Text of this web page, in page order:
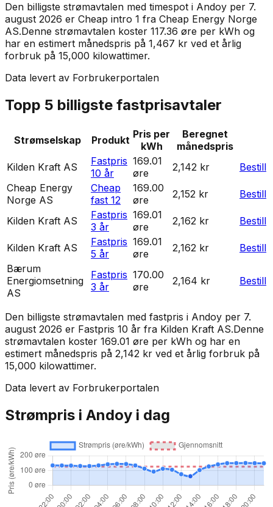
Den billigste strømavtalen med timespot i Andoy per 7.
august 2026 er Cheap intro 1 fra Cheap Energy Norge
AS.Denne strømavtalen koster 117.36 øre per kWh og
har en estimert månedspris på 1,467 kr ved et årlig
forbruk på 15,000 kilowattimer.
Data levert av Forbrukerportalen
Topp 5 billigste fastprisavtaler
Strømselskap Produkt Pris per
kWh
Beregnet
månedspris
Kilden Kraft AS
Fastpris
10 år
169.01
øre
2,142 kr
Bestill
Cheap Energy
Norge AS
Cheap
fast 12
169.00
øre
2,152 kr Bestill
Kilden Kraft AS
Fastpris
3 år
169.01
øre
2,162 kr Bestill
Kilden Kraft AS
Fastpris
5 år
169.01
øre
2,162 kr
Bestill
Bærum
Energiomsetning
AS
Fastpris
3 år
170.00
øre
2,164 kr Bestill
Den billigste strømavtalen med fastpris i Andoy per 7.
august 2026 er Fastpris 10 år fra Kilden Kraft AS.Denne
strømavtalen koster 169.01 øre per kWh og har en
estimert månedspris på 2,142 kr ved et årlig forbruk på
15,000 kilowattimer.
Data levert av Forbrukerportalen
Strømpris i Andoy i dag